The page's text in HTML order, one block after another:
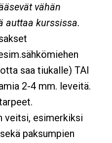
vähän
auttaa kurssissa.
saa tiukalle) TAI
2-4 mm. leveitä.
veitsi, esimerkiksi
paksumpien